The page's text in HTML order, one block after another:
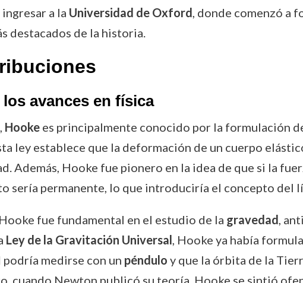
a la Universidad de Oxford, donde comenzó a
destacados de la historia.
avances en física
Hookees principalmente conocido por la formulación
ley establece que la deformación de un cuerpo
Además, Hooke fue pionero en la idea de que si la
sería permanente, lo que introduciría el concepto del
fue fundamental en el estudio de la gravedad,
Ley de la Gravitación Universal, Hooke ya había
medirse con un péndulo y que la órbita de la
cuando Newton publicó su teoría, Hooke se sintió